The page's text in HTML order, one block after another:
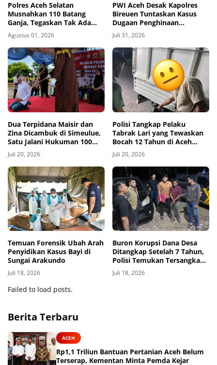
Polres Aceh Selatan
Musnahkan 110 Batang
Ganja, Tegaskan Tak Ada
Ruang bagi Jaringan
Narkoba
Agustus 01, 2026
PWI Aceh Desak Kapolres
Bireuen Tuntaskan Kasus
Dugaan Penghinaan
Wartawan, Tiga Bulan Lebih
Tanpa Tersangka
Juli 31, 2026
Dua Terpidana Maisir dan
Zina Dicambuk di Simeulue,
Satu Jalani Hukuman 100
Kali
Juli 20, 2026
Polisi Tangkap Pelaku
Tabrak Lari yang Tewaskan
Bocah 12 Tahun di Aceh
Timur
Juli 20, 2026
Temuan Forensik Ubah Arah
Penyidikan Kasus Bayi di
Sungai Arakundo
Juli 18, 2026
Buron Korupsi Dana Desa
Ditangkap Setelah 7 Tahun,
Polisi Temukan Tersangka
Bersembunyi sebagai Petani
Kopi
Juli 18, 2026
Failed to load posts.
Berita Terbaru
ACEH
Rp1,1 Triliun Bantuan Pertanian Aceh Belum
Terserap, Kementan Minta Pemda Kejar